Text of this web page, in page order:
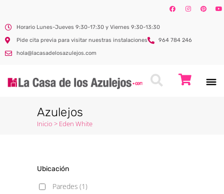
Horario Lunes-Jueves 9:30-17:30 y Viernes 9:30-13:30
Pide cita previa para visitar nuestras instalaciones
964 784 246
hola@lacasadelosazulejos.com
Azulejos
Inicio > Eden White
Ubicación
Paredes (1)